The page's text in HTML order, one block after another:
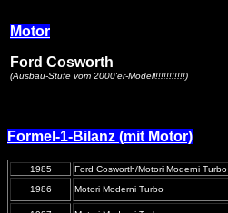
Motor
Ford Cosworth
(Ausbau-Stufe vom 2000'er-Modell!!!!!!!!!!!)
Formel-1-Bilanz (mit Motor)
1985 Ford Cosworth/Motori Moderni Turbo
1986
Motori Moderni Turbo